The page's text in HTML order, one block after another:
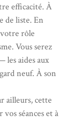
efficacité. À
de liste. En
rôle
Vous serez
les aides aux
neuf. À son
ailleurs, cette
séances et à